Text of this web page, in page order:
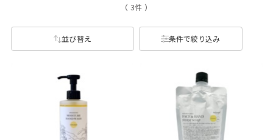
（ 3件 ）
並び替え 条件で絞り込み